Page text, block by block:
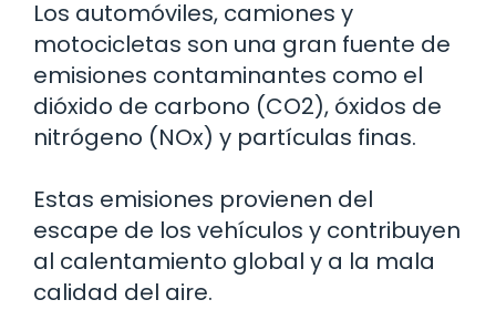
Los automóviles, camiones y
motocicletas son una gran fuente de
emisiones contaminantes como el
dióxido de carbono (CO2), óxidos de
nitrógeno (NOx) y partículas finas.
Estas emisiones provienen del
escape de los vehículos y contribuyen
al calentamiento global y a la mala
calidad del aire.